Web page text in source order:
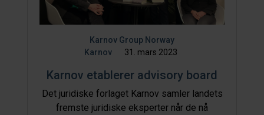
Karnov Group Norway
Karnov
31. mars 2023
Karnov etablerer advisory board
Det juridiske forlaget Karnov samler landets
fremste juridiske eksperter når de nå